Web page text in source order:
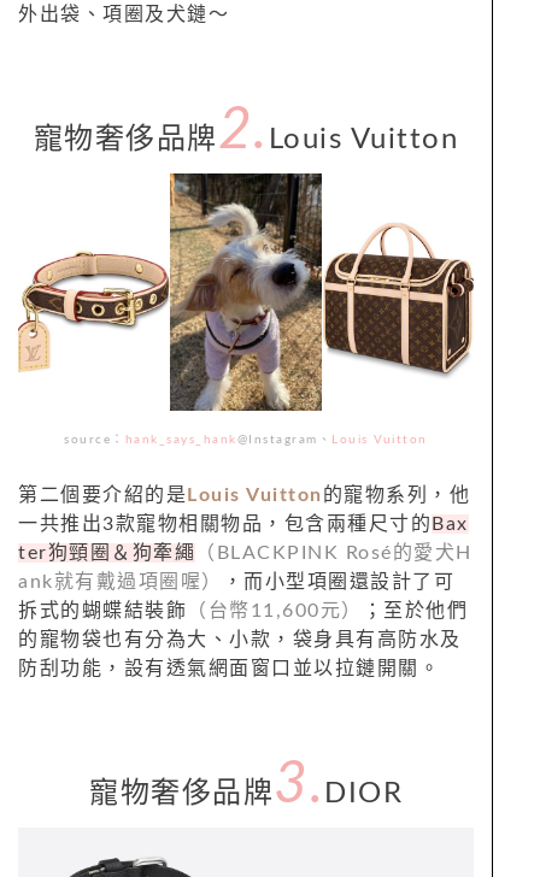
外出袋、項圈及犬鏈～
寵物奢侈品牌2. Louis Vuitton
source： hank_says_hank @Instagram、 Louis Vuitton
第二個要介紹的是 Louis Vuitton 的寵物系列，他
一共推出3款寵物相關物品，包含兩種尺寸的 Bax
ter狗頸圈＆狗牽繩
（BLACKPINK Rosé的愛犬H
ank就有戴過項圈喔）
，而小型項圈還設計了可
拆式的蝴蝶結裝飾 （台幣11,600元）
；至於他們
的寵物袋也有分為大、小款，袋身具有高防水及
防刮功能，設有透氣網面窗口並以拉鏈開關。
寵物奢侈品牌3. DIOR